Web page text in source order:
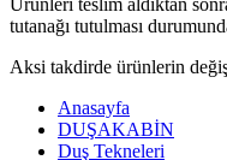
tutanağı tutulması
Aksi takdirde ürünlerin
Anasayfa
DUŞAKABİN
Duş Tekneleri